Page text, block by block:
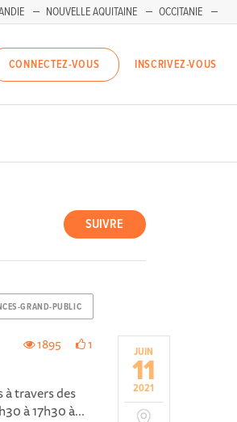
NOUVELLE AQUITAINE
OCCITANIE
CONNECTEZ-VOUS INSCRIVEZ-VOUS
SUIVRE
GRAND-PUBLIC
JUIN
11
2021
1895 1
à travers des
à 17h30 à...